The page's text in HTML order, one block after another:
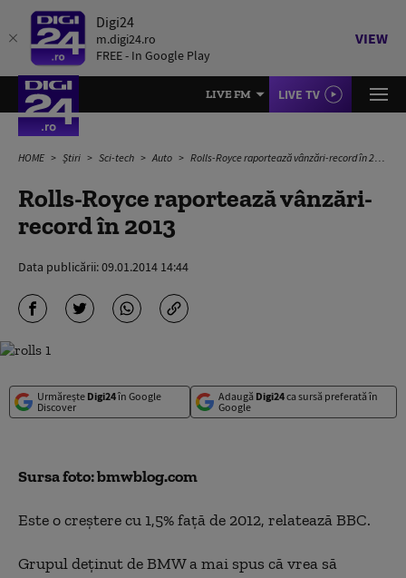
Digi24
m.digi24.ro
FREE - In Google Play
VIEW
LIVE FM LIVE TV
HOME Știri Sci-tech Auto Rolls-Royce raportează vânzări-record în 2013
Rolls-Royce raportează vânzări-
record în 2013
Data publicării:09.01.2014 14:44
Urmărește Digi24în Google
Discover
Adaugă Digi24ca sursă preferată în
Google
Sursa foto: bmwblog.com
Este o creștere cu 1,5% față de 2012, relatează BBC.
Grupul deținut de BMW a mai spus că vrea să